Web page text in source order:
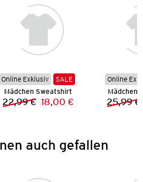
Online Exklusiv
SALE
Mädchen Sweatshirt
Vorheriger Preis:
22,99 € Neuer Preis:
18,00 €
Online
Mädchen
25,99 €
auch gefallen